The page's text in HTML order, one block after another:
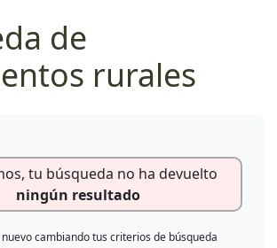
de
rurales
tu búsqueda no ha devuelto
ningún resultado
cambiando tus criterios de búsqueda